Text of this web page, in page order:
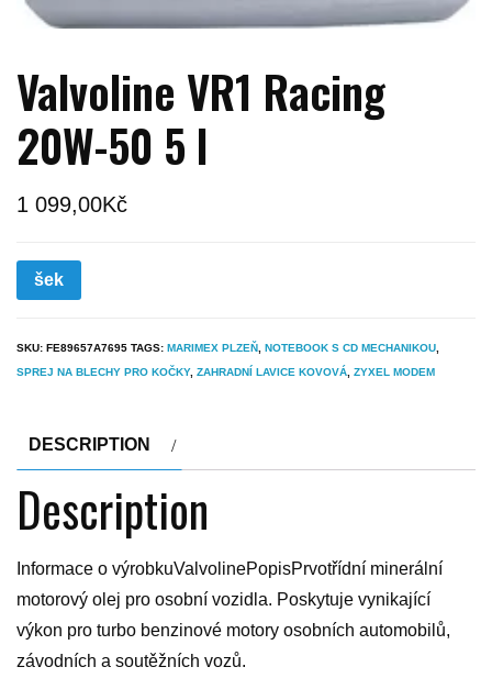
Valvoline VR1 Racing
20W-50 5 l
1 099,00Kč
šek
SKU: FE89657A7695 TAGS: MARIMEX PLZEŇ NOTEBOOK S CD MECHANIKOU
SPREJ NA BLECHY PRO KOČKY, ZAHRADNÍ LAVICE KOVOVÁ ZYXEL MODEM
DESCRIPTION
Description
Informace o výrobkuValvolinePopisPrvotřídní minerální
motorový olej pro osobní vozidla. Poskytuje vynikající
výkon pro turbo benzinové motory osobních automobilů,
závodních a soutěžních vozů.